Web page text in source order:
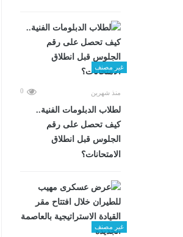
غير مصنف
منذ شهرين 0
لطلاب الدبلومات الفنية..
كيف تحصل على رقم
الجلوس قبل انطلاق
الامتحانات؟
غير مصنف